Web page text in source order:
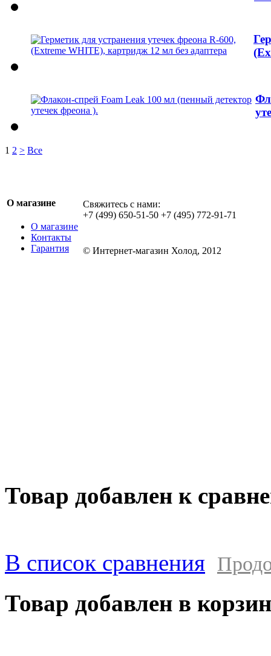
1 2 > Все
О магазине
О магазине
Контакты
Гарантия
Свяжитесь с нами:
+7 (499) 650-51-50 +7 (495) 772-91-71
© Интернет-магазин Холод, 2012
Товар добавлен к
В список сравнения
Товар добавлен в